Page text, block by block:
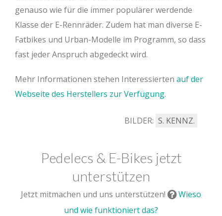
genauso wie für die immer populärer werdende
Klasse der E-Rennräder. Zudem hat man diverse E-
Fatbikes und Urban-Modelle im Programm, so dass
fast jeder Anspruch abgedeckt wird.
Mehr Informationen stehen Interessierten auf der
Webseite des Herstellers zur Verfügung.
BILDER: S. KENNZ.
Pedelecs & E-Bikes jetzt
unterstützen
Jetzt mitmachen und uns unterstützen!
Wieso
und wie funktioniert das?